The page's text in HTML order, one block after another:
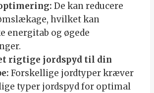
De kan reducere
hvilket kan
energitab og øgede
rigtige jordspyd til din
Forskellige jordtyper kræver
typer jordspyd for optimal